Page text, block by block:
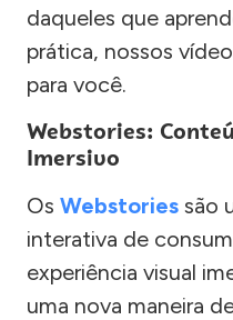
daqueles que
prática, nossos
para você.
Webstories:
Imersivo
Os Webstories são
interativa de
experiência visual
uma nova maneira